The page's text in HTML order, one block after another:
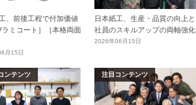
、前後工程で付加価値
ラミコート］［本格両面
月15日
日本紙工、生産・品質の向上と
社員のスキルアップの両軸強化
2026年06月15日
ンテンツ 注目コンテンツ